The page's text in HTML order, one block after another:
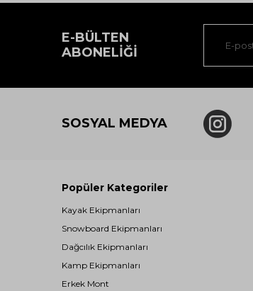
E-BÜLTEN
ABONELIĞI
SOSYAL MEDYA
Popüler Kategoriler
Kayak Ekipmanları
Snowboard Ekipmanları
Dağcılık Ekipmanları
Kamp Ekipmanları
Erkek Mont